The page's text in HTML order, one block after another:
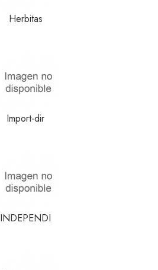
Herbitas
Import-dir
INDEPENDI